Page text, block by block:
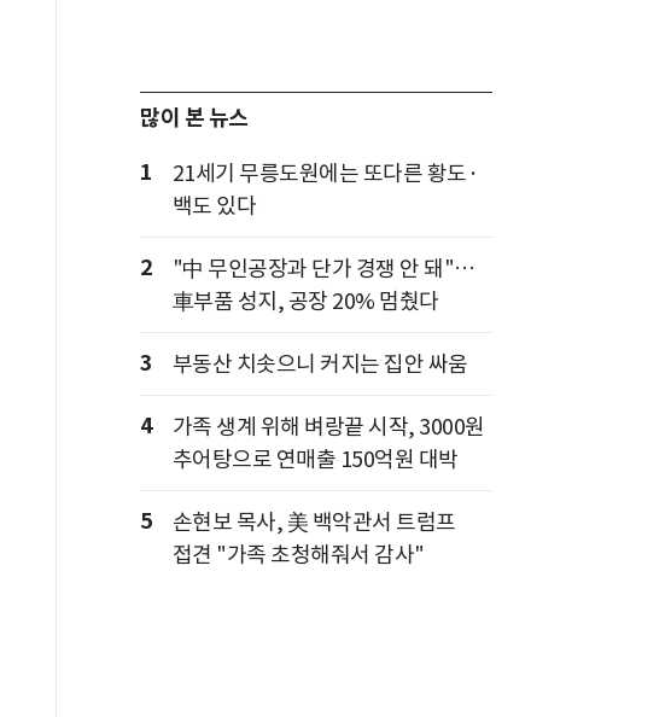
많이 본 뉴스
1
21세기 무릉도원에는 또다른 황도·
백도 있다
2
"中 무인공장과 단가 경쟁 안 돼"…
車부품 성지, 공장 20% 멈췄다
3 부동산 치솟으니 커지는 집안 싸움
4
가족 생계 위해 벼랑끝 시작, 3000원
추어탕으로 연매출 150억원 대박
5
손현보 목사, 美 백악관서 트럼프
접견 "가족 초청해줘서 감사"